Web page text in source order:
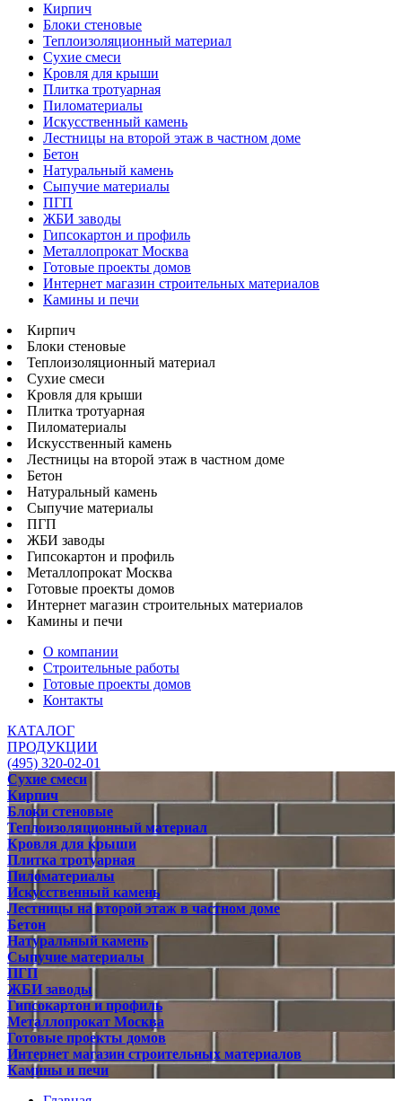
Кирпич
Блоки стеновые
Теплоизоляционный материал
Сухие смеси
Кровля для крыши
Плитка тротуарная
Пиломатериалы
Искусственный камень
Лестницы на второй этаж в частном доме
Бетон
Натуральный камень
Сыпучие материалы
ПГП
ЖБИ заводы
Гипсокартон и профиль
Металлопрокат Москва
Готовые проекты домов
Интернет магазин строительных материалов
Камины и печи
Кирпич
Блоки стеновые
Теплоизоляционный материал
Сухие смеси
Кровля для крыши
Плитка тротуарная
Пиломатериалы
Искусственный камень
Лестницы на второй этаж в частном доме
Бетон
Натуральный камень
Сыпучие материалы
ПГП
ЖБИ заводы
Гипсокартон и профиль
Металлопрокат Москва
Готовые проекты домов
Интернет магазин строительных материалов
Камины и печи
О компании
Строительные работы
Готовые проекты домов
Контакты
КАТАЛОГ
ПРОДУКЦИИ
(495) 320-02-01
Сухие смеси
Кирпич
Блоки стеновые
Теплоизоляционный материал
Кровля для крыши
Плитка тротуарная
Пиломатериалы
Искусственный камень
Лестницы на второй этаж в частном доме
Бетон
Натуральный камень
Сыпучие материалы
ПГП
ЖБИ заводы
Гипсокартон и профиль
Металлопрокат Москва
Готовые проекты домов
Интернет магазин строительных материалов
Камины и печи